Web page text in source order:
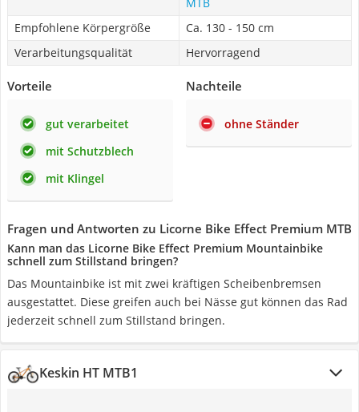
Empfohlene Körpergröße
Ca. 130 - 150 cm
Verarbeitungsqualität
Hervorragend
Vorteile
gut verarbeitet
mit Schutzblech
mit Klingel
Nachteile
ohne Ständer
Fragen und Antworten zu Licorne Bike Effect Premium MTB
Kann man das Licorne Bike Effect Premium Mountainbike
schnell zum Stillstand bringen?
Das Mountainbike ist mit zwei kräftigen Scheibenbremsen
ausgestattet. Diese greifen auch bei Nässe gut können das Rad
jederzeit schnell zum Stillstand bringen.
Keskin HT MTB1